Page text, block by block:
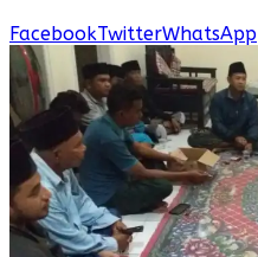
FacebookTwitterWhatsApp